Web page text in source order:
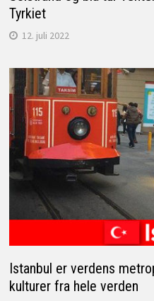
Tyrkiet
12. juli 2022
Istanbul er verdens
kulturer fra hele verden